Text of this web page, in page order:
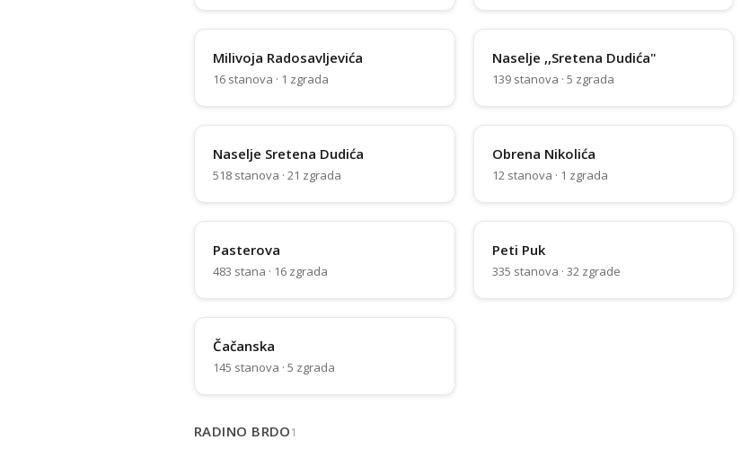
Milivoja Radosavljevića
16 stanova · 1 zgrada
Naselje ,,Sretena Dudića"
139 stanova · 5 zgrada
Naselje Sretena Dudića
518 stanova · 21 zgrada
Obrena Nikolića
12 stanova · 1 zgrada
Pasterova
483 stana · 16 zgrada
Peti Puk
335 stanova · 32 zgrade
Čačanska
145 stanova · 5 zgrada
RADINO BRDO1